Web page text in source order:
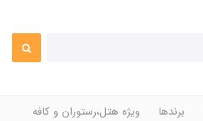
برندها ویژه هتل،رستوران و کافه